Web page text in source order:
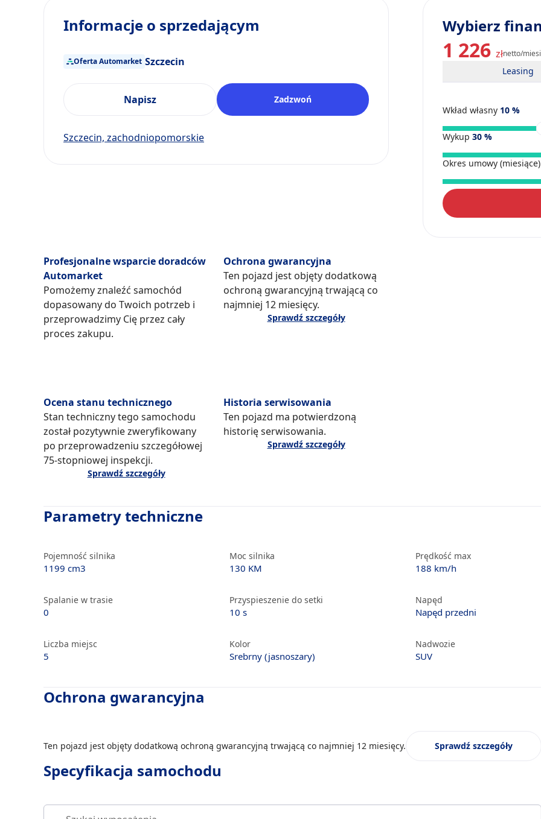
Wybierz
1 226 złnetto/
Leasing
Wkład własny 10 %
Wykup 30 %
Okres umowy (miesiące)
Profesjonalne wsparcie doradców
Automarket
Pomożemy znaleźć samochód
dopasowany do Twoich potrzeb i
przeprowadzimy Cię przez cały
proces zakupu.
Ochrona gwarancyjna
Ten pojazd jest objęty dodatkową
ochroną gwarancyjną trwającą co
najmniej 12 miesięcy.
Sprawdź szczegóły
Ocena stanu technicznego
Stan techniczny tego samochodu
został pozytywnie zweryfikowany
po przeprowadzeniu szczegółowej
75-stopniowej inspekcji.
Sprawdź szczegóły
Historia serwisowania
Ten pojazd ma potwierdzoną
historię serwisowania.
Sprawdź szczegóły
Parametry techniczne
Pojemność silnika
1199 cm3
Moc silnika
130 KM
Prędkość max
188 km/h
Spalanie w trasie
0
Przyspieszenie do setki
10 s
Napęd
Napęd przedni
Liczba miejsc
5
Kolor
Srebrny (jasnoszary)
Nadwozie
SUV
Ochrona gwarancyjna
Ten pojazd jest objęty dodatkową ochroną gwarancyjną trwającą co najmniej 12 miesięcy. Sprawdź szczegóły
Specyfikacja samochodu
Informacje o sprzedającym
Oferta Automarket Szczecin
Napisz Zadzwoń
Szczecin, zachodniopomorskie